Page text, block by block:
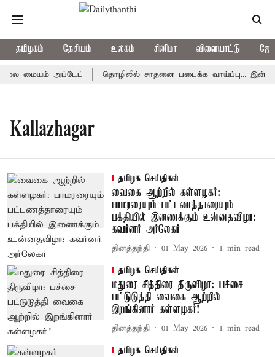
தமிழகம் தேசியம் உலகம் சினிமா விளையாட்டு
மையம் அப்டேட் தொழிலில் சாதனை படைக்க வாய்ப்பு... இன்றைய
Kallazhagar
தமிழக செய்திகள்
வைகை ஆற்றில் கள்ளழகர்:
பாமரரையும் பட்டணத்தாரையும்
பக்தியில் இணைக்கும் உன்னதவிழா:
கவர்னர் அர்லேகர்
தினத்தந்தி 01 May 2026 1 min read
தமிழக செய்திகள்
மதுரை சித்திரை திருவிழா: பச்சை
பட்டுடுத்தி வைகை ஆற்றில்
இறங்கினார் கள்ளழகர்!
தினத்தந்தி 01 May 2026 1 min read
தமிழக செய்திகள்